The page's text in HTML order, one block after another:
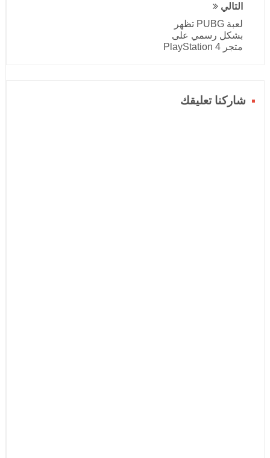
التالي
لعبة PUBG تظهر
بشكل رسمي على
متجر PlayStation 4
شاركنا تعليقك